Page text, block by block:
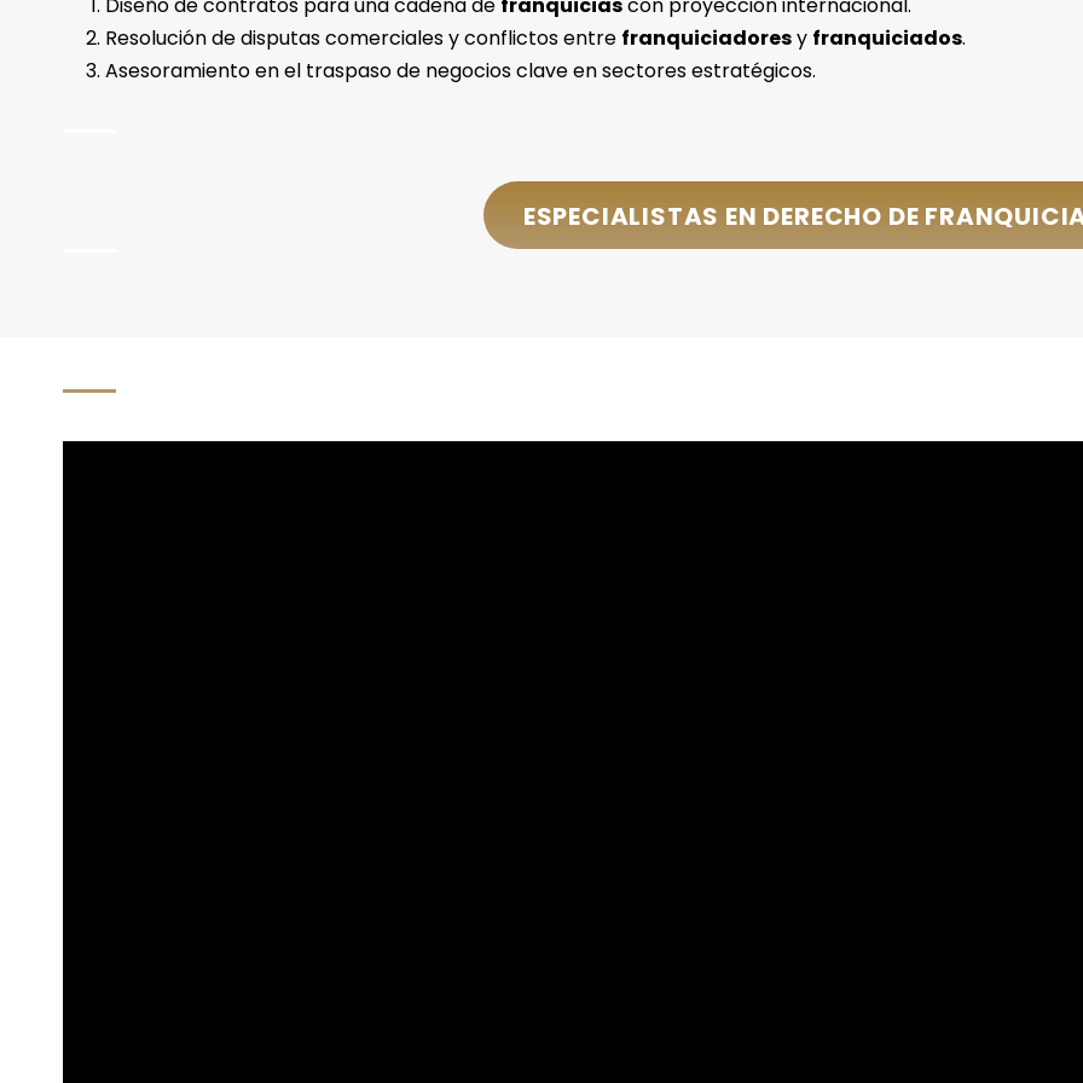
Resolución de disputas comerciales y conflictos entre franquiciadoresy franquiciados.
Asesoramiento en el traspaso de negocios clave en sectores estratégicos.
ESPECIALISTAS EN DERECHO DE